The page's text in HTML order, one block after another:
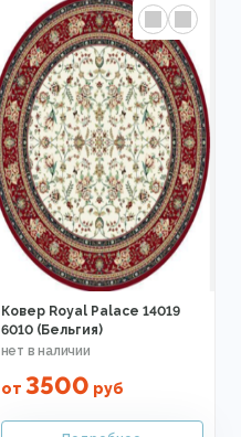
Ковер Royal Palace 14019
6010 (Бельгия)
от 3500 руб